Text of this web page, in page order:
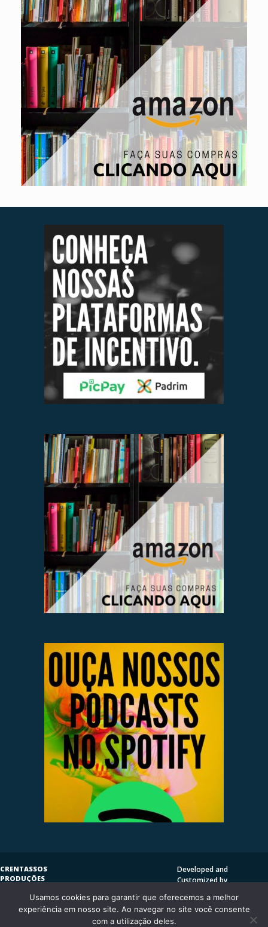
CRENTASSOS
PRODUÇÕES
COPYLEFT©2009
CRENTASSOS
CURITIBA/PR - BRASIL
Developed and
Customized by
DESIGN
UsingVantage Theme
Usamos cookies para garantir que oferecemos a melhor
experiência em nosso site. Ao navegar no site você consente
com a utilização deles.